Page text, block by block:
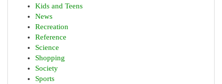
Kids and Teens
News
Recreation
Reference
Science
Shopping
Society
Sports